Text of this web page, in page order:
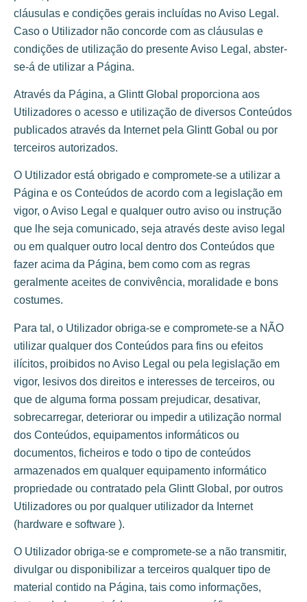
cláusulas e condições gerais incluídas no Aviso Legal.
Caso o Utilizador não concorde com as cláusulas e
condições de utilização do presente Aviso Legal, abster-
se-á de utilizar a Página.
Através da Página, a Glintt Global proporciona aos
Utilizadores o acesso e utilização de diversos Conteúdos
publicados através da Internet pela Glintt Gobal ou por
terceiros autorizados.
O Utilizador está obrigado e compromete-se a utilizar a
Página e os Conteúdos de acordo com a legislação em
vigor, o Aviso Legal e qualquer outro aviso ou instrução
que lhe seja comunicado, seja através deste aviso legal
ou em qualquer outro local dentro dos Conteúdos que
fazer acima da Página, bem como com as regras
geralmente aceites de convivência, moralidade e bons
costumes.
Para tal, o Utilizador obriga-se e compromete-se a NÃO
utilizar qualquer dos Conteúdos para fins ou efeitos
ilícitos, proibidos no Aviso Legal ou pela legislação em
vigor, lesivos dos direitos e interesses de terceiros, ou
que de alguma forma possam prejudicar, desativar,
sobrecarregar, deteriorar ou impedir a utilização normal
dos Conteúdos, equipamentos informáticos ou
documentos, ficheiros e todo o tipo de conteúdos
armazenados em qualquer equipamento informático
propriedade ou contratado pela Glintt Global, por outros
Utilizadores ou por qualquer utilizador da Internet
(hardware e software ).
O Utilizador obriga-se e compromete-se a não transmitir,
divulgar ou disponibilizar a terceiros qualquer tipo de
material contido na Página, tais como informações,